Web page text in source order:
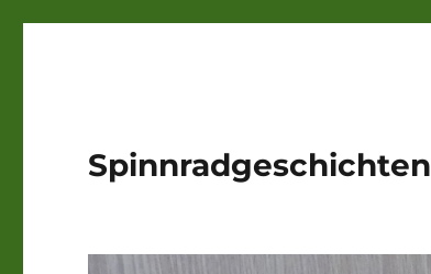
Spinnradgeschichten